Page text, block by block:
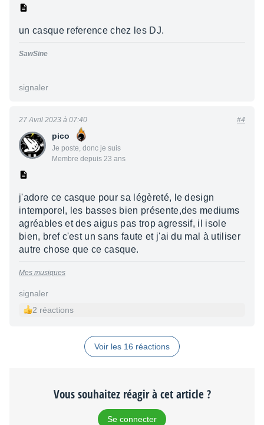
un casque reference chez les DJ.
SawSine
signaler
pico
Je poste, donc je suis
Membre depuis 23 ans
27 Avril 2023 à 07:40 #4
j'adore ce casque pour sa légèreté, le design
intemporel, les basses bien présente,des mediums
agréables et des aigus pas trop agressif, il isole
bien, bref c'est un sans faute et j'ai du mal à utiliser
autre chose que ce casque.
Mes musiques
signaler
2 réactions
Voir les 16 réactions
Vous souhaitez réagir à cet article ?
Se connecter